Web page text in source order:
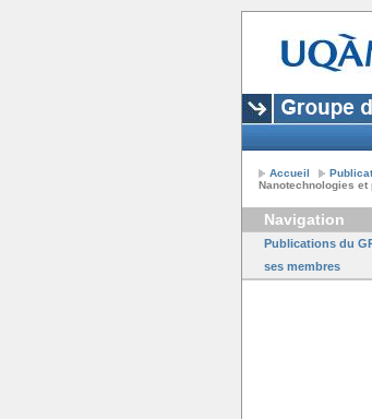
Accueil
Nanotechnologies et
Navigation
Publications du
ses membres